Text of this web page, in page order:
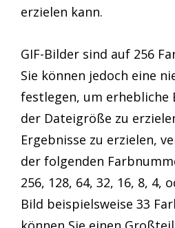
erzielen kann.
GIF-Bilder sind auf 256
Sie können jedoch eine
festlegen, um erhebliche
der Dateigröße zu
Ergebnisse zu erzielen,
der folgenden
256, 128, 64, 32, 16, 8, 4,
Bild beispielsweise 33